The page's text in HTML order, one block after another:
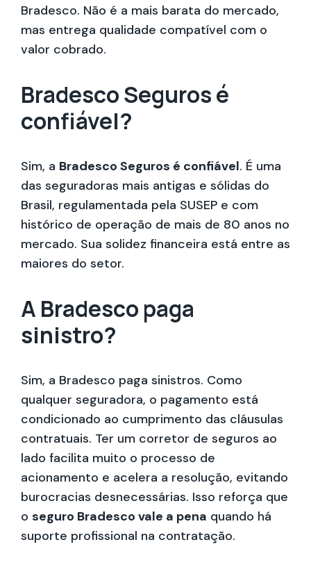
Bradesco. Não é a mais barata do mercado,
mas entrega qualidade compatível com o
valor cobrado.
Bradesco Seguros é
confiável?
Sim, a Bradesco Seguros é confiável. É uma
das seguradoras mais antigas e sólidas do
Brasil, regulamentada pela SUSEP e com
histórico de operação de mais de 80 anos no
mercado. Sua solidez financeira está entre as
maiores do setor.
A Bradesco paga
sinistro?
Sim, a Bradesco paga sinistros. Como
qualquer seguradora, o pagamento está
condicionado ao cumprimento das cláusulas
contratuais. Ter um corretor de seguros ao
lado facilita muito o processo de
acionamento e acelera a resolução, evitando
burocracias desnecessárias. Isso reforça que
o seguro Bradesco vale a pena quando há
suporte profissional na contratação.